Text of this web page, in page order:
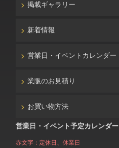
掲載ギャラリー
新着情報
営業日・イベントカレンダー
業販のお見積り
お買い物方法
営業日・イベント予定カレンダー
赤文字：定休日、休業日